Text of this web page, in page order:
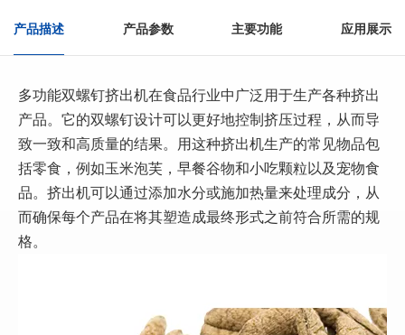
产品描述 产品参数 主要功能 应用展示
多功能双螺钉挤出机在食品行业中广泛用于生产各种挤出
产品。它的双螺钉设计可以更好地控制挤压过程，从而导
致一致和高质量的结果。用这种挤出机生产的常见物品包
括零食，例如玉米泡芙，早餐谷物和小吃颗粒以及宠物食
品。挤出机可以通过添加水分或施加热量来处理成分，从
而确保每个产品在将其塑造成最终形式之前符合所需的规
格。